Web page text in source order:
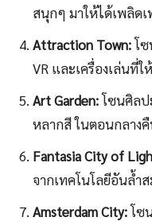
สนุกๆ มาให้ได้เพลิด
Attraction Town:โซ
VR และเครื่องเล่นที่
Art Garden:โซนศิลป
หลากสี ในตอนกลางคื
Fantasia City of
จากเทคโนโลยีอันล้ำ
Amsterdam City:โซ